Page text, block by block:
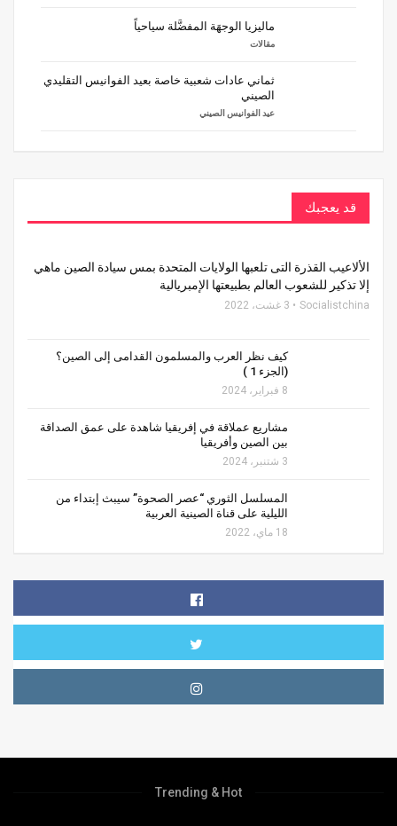
ماليزيا الوجهَة المفضَّلة سياحياً
مقالات
ثماني عادات شعبية خاصة بعيد الفوانيس التقليدي
الصيني
عيد الفوانيس الصيني
قد يعجبك
الألاعيب القذرة التى تلعبها الولايات المتحدة بمس سيادة الصين ماهي
إلا تذكير للشعوب العالم بطبيعتها الإمبريالية
Socialistchina 3 غشت، 2022
كيف نظر العرب والمسلمون القدامى إلى الصين؟
(الجزء 1 )
8 فبراير، 2024
مشاريع عملاقة في إفريقيا شاهدة على عمق الصداقة
بين الصين وأفريقيا
3 شتنبر، 2024
المسلسل الثوري “عصر الصحوة” سيبث إبتداء من
الليلية على قناة الصينية العربية
18 ماي، 2022
Trending & Hot